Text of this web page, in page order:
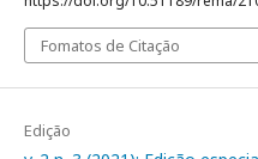
Fomatos de Citação
Edição